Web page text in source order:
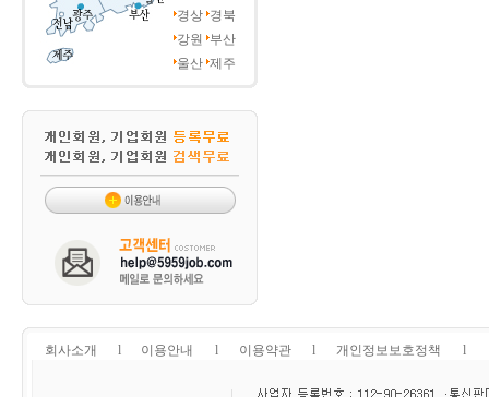
경상 경북
강원
부산
울산 제주
회사소개 l 이용안내 l 이용약관 l 개인정보보호정책 l